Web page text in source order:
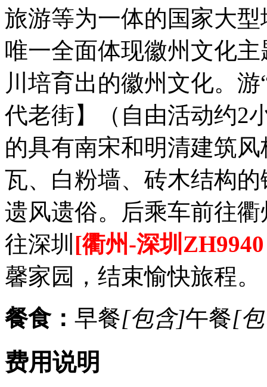
旅游等为一体的国家大
唯一全面体现徽州文化
川培育出的徽州文化。
代老街】（自由活动约2
的具有南宋和明清建筑
瓦、白粉墙、砖木结构
遗风遗俗。后乘车前往
往深圳 [衢州-深圳
馨家园，结束愉快旅程。
餐食： 早餐[包含]午餐[
费用说明